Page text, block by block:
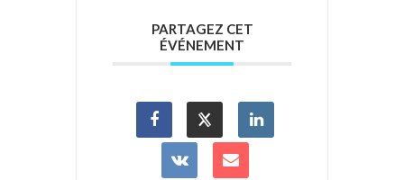
PARTAGEZ CET
ÉVÉNEMENT